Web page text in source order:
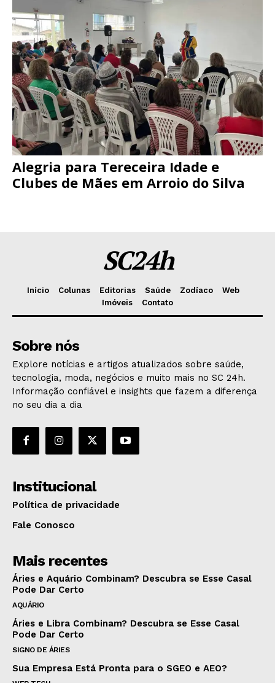
Alegria para Tereceira Idade e
Clubes de Mães em Arroio do Silva
SC24h
Início Colunas Editorias Saúde Zodíaco
Web
Imóveis
Contato
Sobre nós
Explore notícias e artigos atualizados sobre saúde,
tecnologia, moda, negócios e muito mais no SC 24h.
Informação confiável e insights que fazem a diferença
no seu dia a dia
Institucional
Política de privacidade
Fale Conosco
Mais recentes
Áries e Aquário Combinam? Descubra se Esse Casal
Pode Dar Certo
AQUÁRIO
Áries e Libra Combinam? Descubra se Esse Casal
Pode Dar Certo
SIGNO DE ÁRIES
Sua Empresa Está Pronta para o SGEO e AEO?